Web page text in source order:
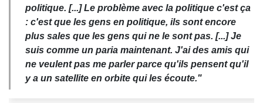
politique. [...] Le problème avec la politique c'est ça
: c'est que les gens en politique, ils sont encore
plus sales que les gens qui ne le sont pas. [...] Je
suis comme un paria maintenant. J'ai des amis qui
ne veulent pas me parler parce qu'ils pensent qu'il
y a un satellite en orbite qui les écoute."